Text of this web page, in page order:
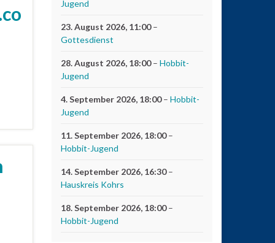
Jugend
23. August 2026, 11:00–
Gottesdienst
28. August 2026, 18:00– Hobbit-
Jugend
4. September 2026, 18:00– Hobbit-
Jugend
11. September 2026, 18:00–
Hobbit-Jugend
14. September 2026, 16:30–
Hauskreis Kohrs
18. September 2026, 18:00–
Hobbit-Jugend